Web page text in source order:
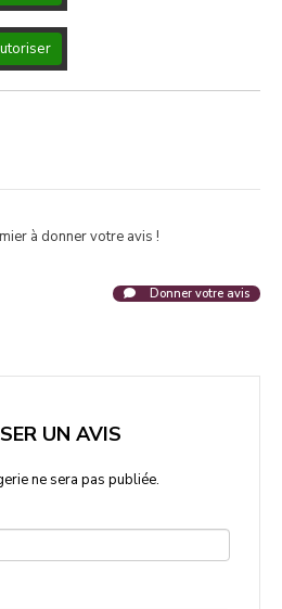
à donner votre avis !
Donner votre avis
UN AVIS
ne sera pas publiée.